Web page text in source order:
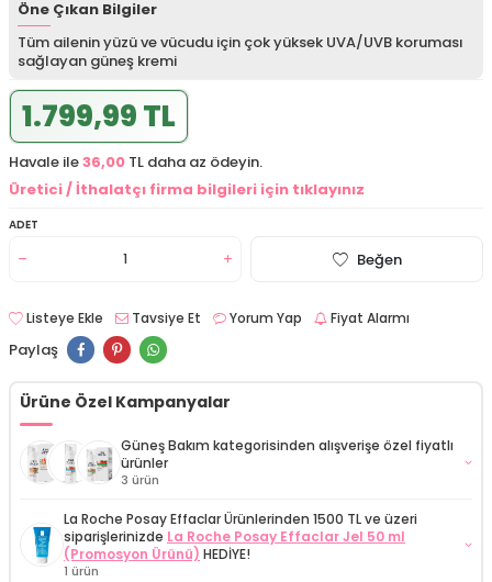
Öne Çıkan Bilgiler
Tüm ailenin yüzü ve vücudu için çok yüksek UVA/UVB koruması
sağlayan güneş kremi
1.799,99 TL
Havale ile36,00 TL daha az ödeyin.
Üretici / İthalatçı firma bilgileri için tıklayınız
ADET
Beğen
Listeye Ekle Tavsiye Et Yorum Yap Fiyat Alarmı
Paylaş
Ürüne Özel Kampanyalar
Güneş Bakım kategorisinden alışverişe özel fiyatlı
ürünler
3 ürün
İdea Derma İdeasun Anti Age SPF50+ Yaşlanma Karşıtı
Güneş Kremi 50 ml
La Roche Posay Effaclar Ürünlerinden 1500 TL ve üzeri
siparişlerinizde La Roche Posay Effaclar Jel 50 ml
(Promosyon Ürünü) HEDİYE!
1 ürün